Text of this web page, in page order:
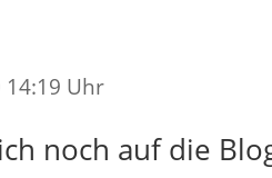
14:19 Uhr
noch auf die